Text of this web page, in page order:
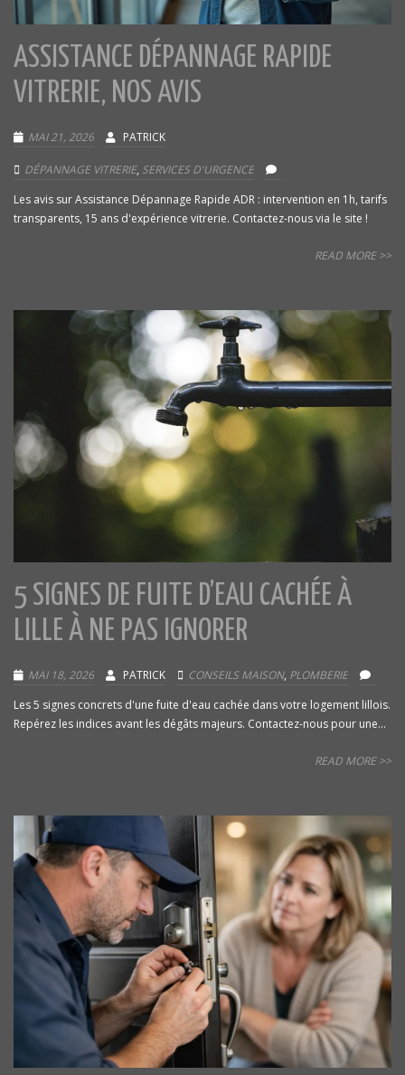
ASSISTANCE DÉPANNAGE RAPIDE
VITRERIE, NOS AVIS
MAI 21, 2026 PATRICK
DÉPANNAGE VITRERIE, SERVICES D'URGENCE
Les avis sur Assistance Dépannage Rapide ADR : intervention en 1h, tarifs
transparents, 15 ans d'expérience vitrerie. Contactez-nous via le site !
READ MORE >>
5 SIGNES DE FUITE D’EAU CACHÉE À
LILLE À NE PAS IGNORER
MAI 18, 2026 PATRICK CONSEILS MAISON, PLOMBERIE
Les 5 signes concrets d'une fuite d'eau cachée dans votre logement lillois.
Repérez les indices avant les dégâts majeurs. Contactez-nous pour une...
READ MORE >>